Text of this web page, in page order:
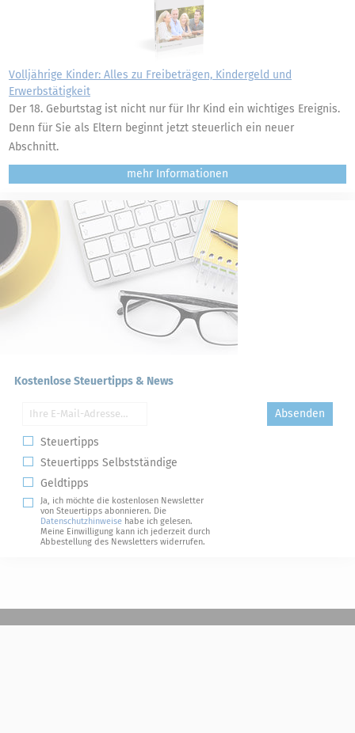
Volljährige Kinder: Alles zu Freibeträgen, Kindergeld und
Erwerbstätigkeit
Der 18. Geburtstag ist nicht nur für Ihr Kind ein wichtiges Ereignis.
Denn für Sie als Eltern beginnt jetzt steuerlich ein neuer
Abschnitt.
mehr
Kostenlose Steuertipps & News
Absenden
Steuertipps
Steuertipps Selbstständige
Geldtipps
Ja, ich möchte die kostenlosen Newsletter
von Steuertipps abonnieren. Die
Datenschutzhinweise habe ich gelesen.
Meine Einwilligung kann ich jederzeit durch
Abbestellung des Newsletters widerrufen.